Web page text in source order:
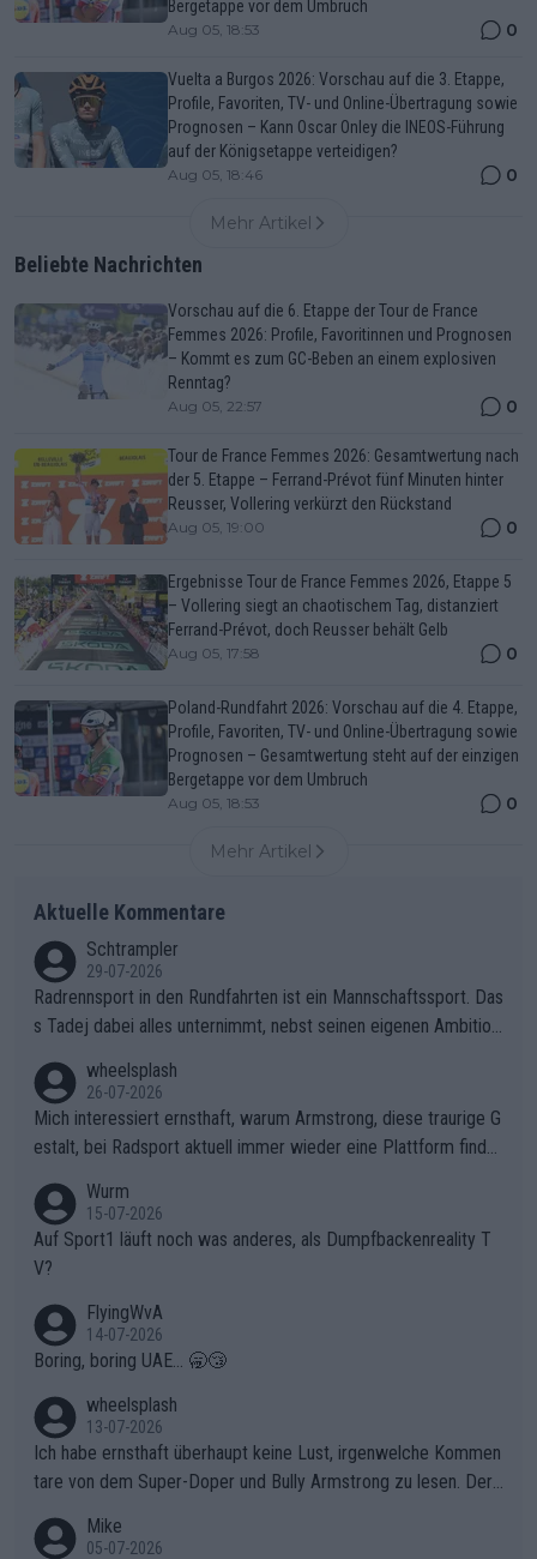
Bergetappe vor dem Umbruch
Aug 05, 18:53 0
Vuelta a Burgos 2026: Vorschau auf die 3. Etappe,
Profile, Favoriten, TV- und Online-Übertragung sowie
Prognosen – Kann Oscar Onley die INEOS-Führung
auf der Königsetappe verteidigen?
Aug 05, 18:46 0
Mehr Artikel
Beliebte Nachrichten
Vorschau auf die 6. Etappe der Tour de France
Femmes 2026: Profile, Favoritinnen und Prognosen
– Kommt es zum GC-Beben an einem explosiven
Renntag?
Aug 05, 22:57 0
Tour de France Femmes 2026: Gesamtwertung nach
der 5. Etappe – Ferrand-Prévot fünf Minuten hinter
Reusser, Vollering verkürzt den Rückstand
Aug 05, 19:00 0
Ergebnisse Tour de France Femmes 2026, Etappe 5
– Vollering siegt an chaotischem Tag, distanziert
Ferrand-Prévot, doch Reusser behält Gelb
Aug 05, 17:58 0
Poland-Rundfahrt 2026: Vorschau auf die 4. Etappe,
Profile, Favoriten, TV- und Online-Übertragung sowie
Prognosen – Gesamtwertung steht auf der einzigen
Bergetappe vor dem Umbruch
Aug 05, 18:53 0
Mehr Artikel
Aktuelle Kommentare
Schtrampler
29-07-2026
Radrennsport in den Rundfahrten ist ein Mannschaftssport. Das
s Tadej dabei alles unternimmt, nebst seinen eigenen Ambition
ganze Team auch mental stark zu machen und konkret am Erf
olg teilzuhaben, ist ihm ganz hoch anzurechnen. Das ist ein Zei
chen weit über den Radsport hinaus.
wheelsplash
26-07-2026
Mich interessiert ernsthaft, warum Armstrong, diese traurige G
estalt, bei Radsport aktuell immer wieder eine Plattform finde
Wurm
15-07-2026
Auf Sport1 läuft noch was anderes, als Dumpfbackenreality T
V?
FlyingWvA
14-07-2026
Boring, boring UAE... 🥱😴
wheelsplash
13-07-2026
Ich habe ernsthaft überhaupt keine Lust, irgenwelche Kommen
tare von dem Super-Doper und Bully Armstrong zu lesen. Der
r die gehört nicht in dieses Medium!
Mike
05-07-2026